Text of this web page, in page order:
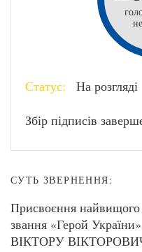
Статус: На розгляді
Збір підписів
СУТЬ ЗВЕРНЕННЯ:
Присвоєння найвищого
звання «Герой
ВІКТОРУ